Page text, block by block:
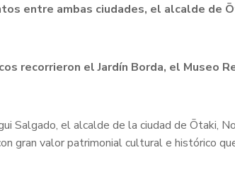
entre ambas ciudades, el alcalde de
recorrieron el Jardín Borda, el Museo
Salgado, el alcalde de la ciudad de Ōtaki,
gran valor patrimonial cultural e histórico